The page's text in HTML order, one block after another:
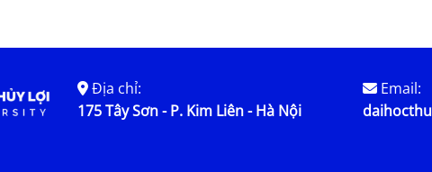
Địa chỉ:
175 Tây Sơn - P. Kim Liên - Hà Nội
Email: